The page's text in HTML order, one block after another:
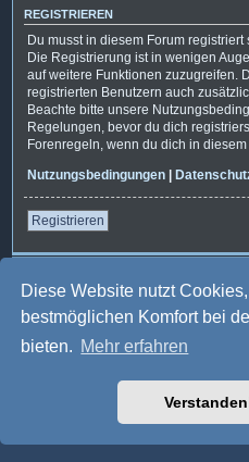
Diese Website nutzt
bestmöglichen Komfort bei
bieten. Mehr erfahren
REGISTRIEREN
Du musst in diesem Forum
Die Registrierung ist in wenigen
auf weitere Funktionen zuzugreifen.
registrierten Benutzern auch
Beachte bitte unsere
Regelungen, bevor du dich
Forenregeln, wenn du dich in diesem
Nutzungsbedingungen |
Registrieren
Powered byphpBB ® Forum
Style: Multi Design by